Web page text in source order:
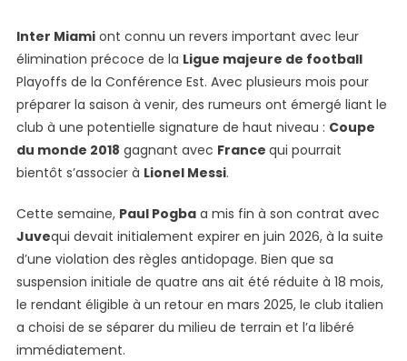
De
Lionel
Messi
?
Le
Vainqueur
La
Coupe
Monde
S’entraîne
À
Miami
Inter Miamiont connu un revers important avec leur
élimination précoce de la Ligue majeure de football
Playoffs de la Conférence Est. Avec plusieurs mois pour
préparer la saison à venir, des rumeurs ont émergé liant le
club à une potentielle signature de haut niveau : Coupe
du monde 2018 gagnant avec France qui pourrait
bientôt s’associer à Lionel Messi.
Cette semaine, Paul Pogbaa mis fin à son contrat avec
Juvequi devait initialement expirer en juin 2026, à la suite
d’une violation des règles antidopage. Bien que sa
suspension initiale de quatre ans ait été réduite à 18 mois,
le rendant éligible à un retour en mars 2025, le club italien
a choisi de se séparer du milieu de terrain et l’a libéré
immédiatement.